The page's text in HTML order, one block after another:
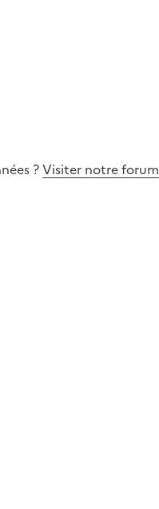
?Visiter notre forum